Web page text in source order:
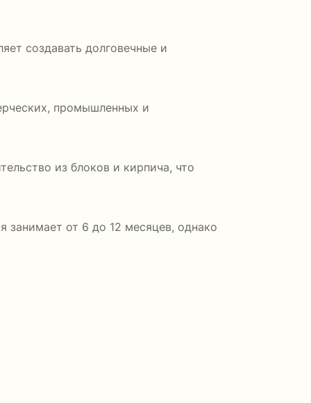
создавать долговечные и
промышленных и
из блоков и кирпича, что
занимает от 6 до 12 месяцев, однако